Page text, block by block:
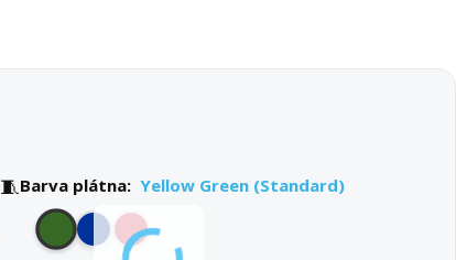
🧵Barva plátna: Yellow Green (Standard)